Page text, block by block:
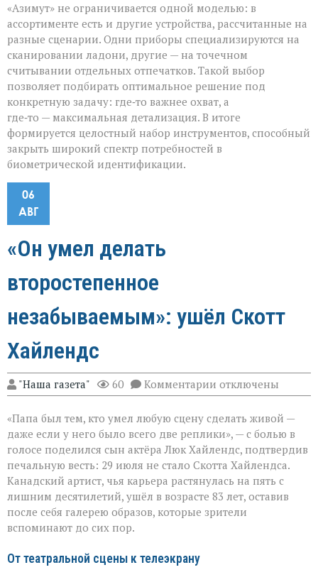
«Азимут» не ограничивается одной моделью: в
ассортименте есть и другие устройства, рассчитанные на
разные сценарии. Одни приборы специализируются на
сканировании ладони, другие — на точечном
считывании отдельных отпечатков. Такой выбор
позволяет подбирать оптимальное решение под
конкретную задачу: где‑то важнее охват, а
где‑то — максимальная детализация. В итоге
формируется целостный набор инструментов, способный
закрыть широкий спектр потребностей в
биометрической идентификации.
06
АВГ
«Он умел делать
второстепенное
незабываемым»: ушёл Скотт
Хайлендс
"Наша газета" 60 Комментарии к
записи
умел
делать
второстепенное
незабываемым»:
ушёл
Скотт
Хайлендс
отключены
«Папа был тем, кто умел любую сцену сделать живой —
даже если у него было всего две реплики», — с болью в
голосе поделился сын актёра Люк Хайлендс, подтвердив
печальную весть: 29 июля не стало Скотта Хайлендса.
Канадский артист, чья карьера растянулась на пять с
лишним десятилетий, ушёл в возрасте 83 лет, оставив
после себя галерею образов, которые зрители
вспоминают до сих пор.
От театральной сцены к телеэкрану